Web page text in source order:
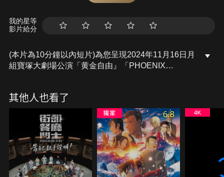
我的星等
影片給分
(本片為10分鐘以內短片)為您呈現2024年11月16日月
組寶塚大劇場公演「黄金自由』「PHOENIX
其他人也看了
6.8